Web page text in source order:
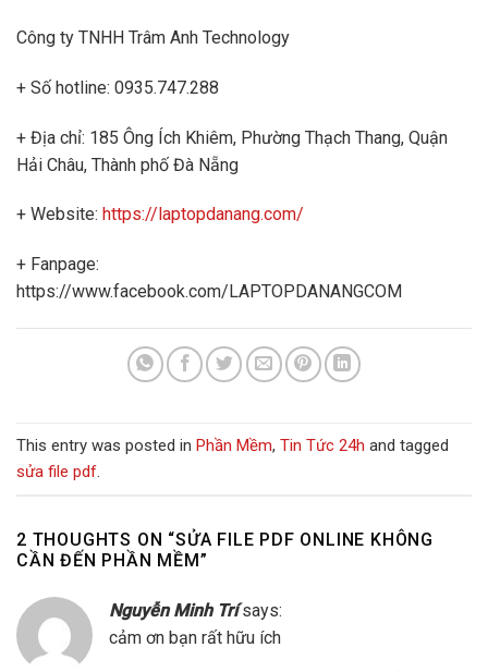
Công ty TNHH Trâm Anh Technology
+ Số hotline: 0935.747.288
+ Địa chỉ: 185 Ông Ích Khiêm, Phường Thạch Thang, Quận
Hải Châu, Thành phố Đà Nẵng
+ Website: https://laptopdanang.com/
+ Fanpage:
https://www.facebook.com/LAPTOPDANANGCOM
This entry was posted in Phần Mềm, Tin Tức 24h and tagged
sửa file pdf.
2 THOUGHTS ON “SỬA FILE PDF ONLINE KHÔNG
CẦN ĐẾN PHẦN MỀM”
Nguyễn Minh Trí says:
cảm ơn bạn rất hữu ích